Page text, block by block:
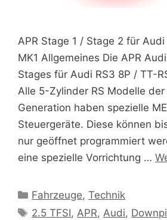
APR Stage 1 / Stage 2 für Audi
MK1 Allgemeines Die APR
Stages für Audi RS3 8P / TT-
Alle 5-Zylinder RS Modelle
Generation haben spezielle
Steuergeräte. Diese können
nur geöffnet programmiert
eine spezielle Vorrichtung …
Kategorien
Fahrzeuge,Technik
Schlagwörter
2.5 TFSI,APR,Audi,